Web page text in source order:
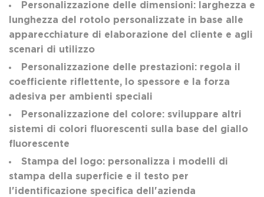
Personalizzazione delle dimensioni: larghezza e
lunghezza del rotolo personalizzate in base alle
apparecchiature di elaborazione del cliente e agli
scenari di utilizzo
Personalizzazione delle prestazioni: regola il
coefficiente riflettente, lo spessore e la forza
adesiva per ambienti speciali
Personalizzazione del colore: sviluppare altri
sistemi di colori fluorescenti sulla base del giallo
fluorescente
Stampa del logo: personalizza i modelli di
stampa della superficie e il testo per
l'identificazione specifica dell'azienda